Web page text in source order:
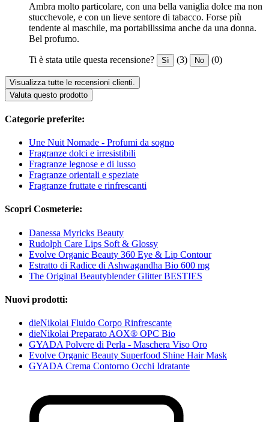
Ambra molto particolare, con una bella vaniglia dolce ma non
stucchevole, e con un lieve sentore di tabacco. Forse più
tendente al maschile, ma portabilissima anche da una donna.
Bel profumo.
Ti è stata utile questa recensione? Sì (3) No (0)
Visualizza tutte le recensioni clienti.
Valuta questo prodotto
Categorie preferite:
Une Nuit Nomade - Profumi da sogno
Fragranze dolci e irresistibili
Fragranze legnose e di lusso
Fragranze orientali e speziate
Fragranze fruttate e rinfrescanti
Scopri Cosmeterie:
Danessa Myricks Beauty
Rudolph Care Lips Soft & Glossy
Evolve Organic Beauty 360 Eye & Lip Contour
Estratto di Radice di Ashwagandha Bio 600 mg
The Original Beautyblender Glitter BESTIES
Nuovi prodotti:
dieNikolai Fluido Corpo Rinfrescante
dieNikolai Preparato AOX® OPC Bio
GYADA Polvere di Perla - Maschera Viso Oro
Evolve Organic Beauty Superfood Shine Hair Mask
GYADA Crema Contorno Occhi Idratante